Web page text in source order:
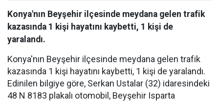
Konya'nın Beyşehir ilçesinde meydana gelen trafik
kazasında 1 kişi hayatını kaybetti, 1 kişi de
yaralandı.
Konya'nın Beyşehir ilçesinde meydana gelen trafik
kazasında 1 kişi hayatını kaybetti, 1 kişi de yaralandı.
Edinilen bilgiye göre, Serkan Ustalar (32) idaresindeki
48 N 8183 plakalı otomobil, Beyşehir Isparta